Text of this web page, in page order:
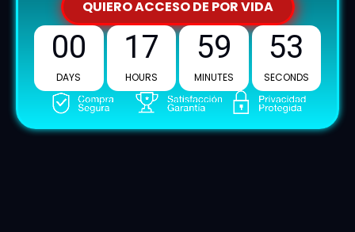
QUIERO ACCESO DE POR VIDA
00
DAYS
17
HOURS
59
MINUTES
52
SECONDS